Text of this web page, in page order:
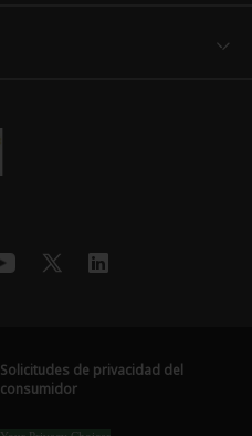
Solicitudes de privacidad del
consumidor